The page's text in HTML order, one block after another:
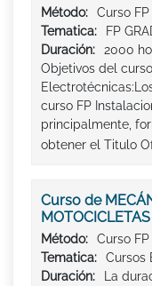
Método:
Curso FP
Tematica:
FP
Duración:
2000
Objetivos del
curso FP
principalmente,
obtener el Titulo
Curso de
Método:
Curso FP
Tematica:
Cursos
Duración:
La